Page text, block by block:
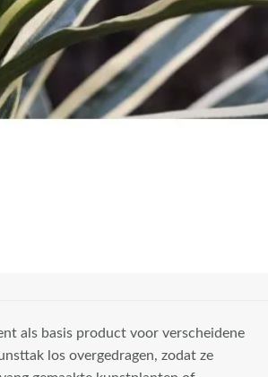
als basis product voor verscheidene
los overgedragen, zodat ze